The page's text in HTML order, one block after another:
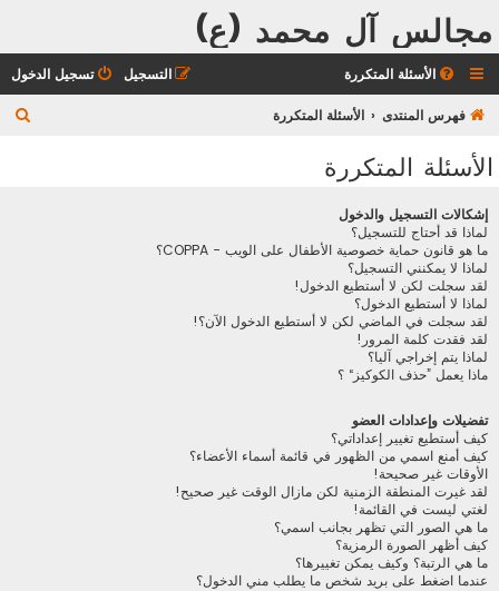
مجالس آل محمد (ع)
الأسئلة المتكررة تسجيل الدخول التسجيل
فهرس المنتدى الأسئلة المتكررة
الأسئلة المتكررة
إشكالات التسجيل والدخول
لماذا قد أحتاج للتسجيل؟
ما هو قانون حماية خصوصية الأطفال على الويب - COPPA؟
لماذا لا يمكنني التسجيل؟
لقد سجلت لكن لا أستطيع الدخول!
لماذا لا أستطيع الدخول؟
لقد سجلت في الماضي لكن لا أستطيع الدخول الآن؟!
لقد فقدت كلمة المرور!
لماذا يتم إخراجي آليا؟
ماذا يعمل ”حذف الكوكيز“ ؟
تفضيلات وإعدادات العضو
كيف أستطيع تغيير إعداداتي؟
كيف أمنع اسمي من الظهور في قائمة أسماء الأعضاء؟
الأوقات غير صحيحة!
لقد غيرت المنطقة الزمنية لكن مازال الوقت غير صحيح!
لغتي ليست في القائمة!
ما هي الصور التي تظهر بجانب اسمي؟
كيف أظهر الصورة الرمزية؟
ما هي الرتبة؟ وكيف يمكن تغييرها؟
عندما اضغط على بريد شخص ما يطلب مني الدخول؟